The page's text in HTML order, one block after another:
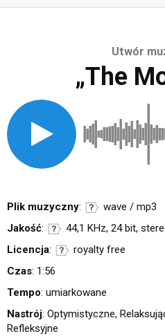
Utwór
„The
Plik muzyczny:
wave / mp3
Jakość:
44,1 KHz, 24 bit,
Licencja:
royalty free
Czas: 1:56
Tempo: umiarkowane
Nastrój: Optymistyczne,
Refleksyjne